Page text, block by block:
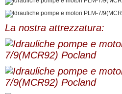
La nostra attrezzatura: